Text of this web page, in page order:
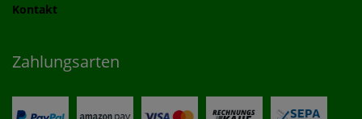
Kontakt
Zahlungsarten